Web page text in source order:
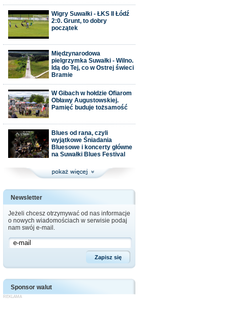
Wigry Suwałki - ŁKS II Łódź
2:0. Grunt, to dobry
początek
Międzynarodowa
pielgrzymka Suwałki - Wilno.
Idą do Tej, co w Ostrej świeci
Bramie
W Gibach w hołdzie Ofiarom
Obławy Augustowskiej.
Pamięć buduje tożsamość
Blues od rana, czyli
wyjątkowe Śniadania
Bluesowe i koncerty główne
na Suwałki Blues Festival
Newsletter
Jeżeli chcesz otrzymywać od nas informacje
o nowych wiadomościach w serwisie podaj
nam swój e-mail.
Sponsor walut